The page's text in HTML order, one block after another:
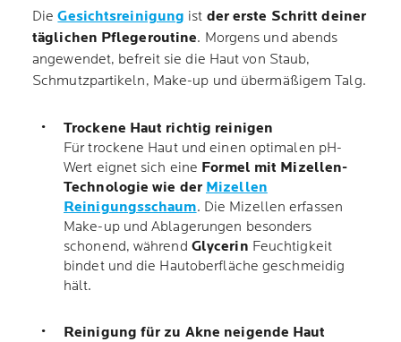
DieGesichtsreinigung ist der erste Schritt deiner
täglichen Pflegeroutine. Morgens und abends
angewendet, befreit sie die Haut von Staub,
Schmutzpartikeln, Make-up und übermäßigem Talg.
Trockene Haut richtig reinigen
Für trockene Haut und einen optimalen pH-
Wert eignet sich eine Formel mit Mizellen-
Technologie wie der Mizellen
Reinigungsschaum. Die Mizellen erfassen
Make-up und Ablagerungen besonders
schonend, während Glycerin Feuchtigkeit
bindet und die Hautoberfläche geschmeidig
hält.
Reinigung für zu Akne neigende Haut